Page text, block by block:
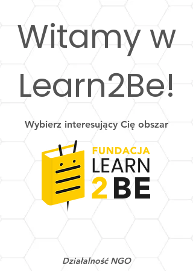
Witamy w
Learn2Be!
Wybierz interesujący Cię obszar
Działalność NGO